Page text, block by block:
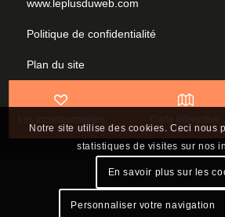
Les incontournables Carte interactive
www.leplusduweb.com
Politique de confidentialité
Plan du site
Mentions légales
Nous contacter
Notre site utilise des cookies. Ceci nous
statistiques de visites sur nos
En savoir plus sur les
Personnaliser votre navigation